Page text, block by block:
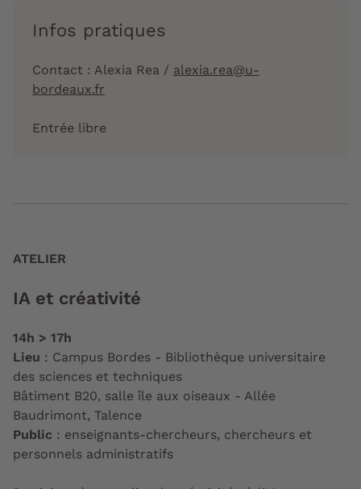
Infos pratiques
Contact : Alexia Rea / alexia.rea@u-
bordeaux.fr
Entrée libre
ATELIER
IA et créativité
14h > 17h
Lieu : Campus Bordes - Bibliothèque universitaire
des sciences et techniques
Bâtiment B20, salle île aux oiseaux - Allée
Baudrimont, Talence
Public : enseignants-chercheurs, chercheurs et
personnels administratifs